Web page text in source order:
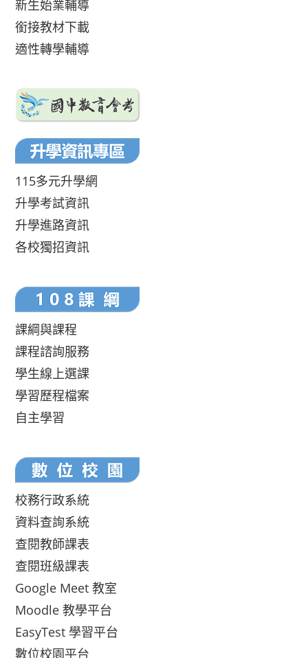
新生始業輔導
銜接教材下載
適性轉學輔導
115多元升學網
升學考試資訊
升學進路資訊
各校獨招資訊
課綱與課程
課程諮詢服務
學生線上選課
學習歷程檔案
自主學習
校務行政系統
資料查詢系統
查閱教師課表
查閱班級課表
Google Meet 教室
Moodle 教學平台
EasyTest 學習平台
數位校園平台